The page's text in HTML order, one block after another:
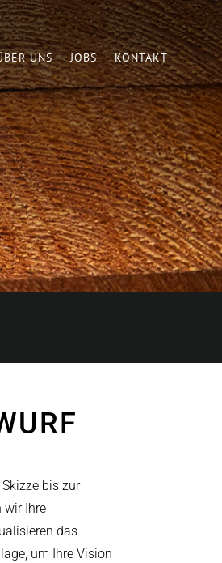
UNS JOBS KONTAKT
bis zur
wir Ihre
das
um Ihre Vision